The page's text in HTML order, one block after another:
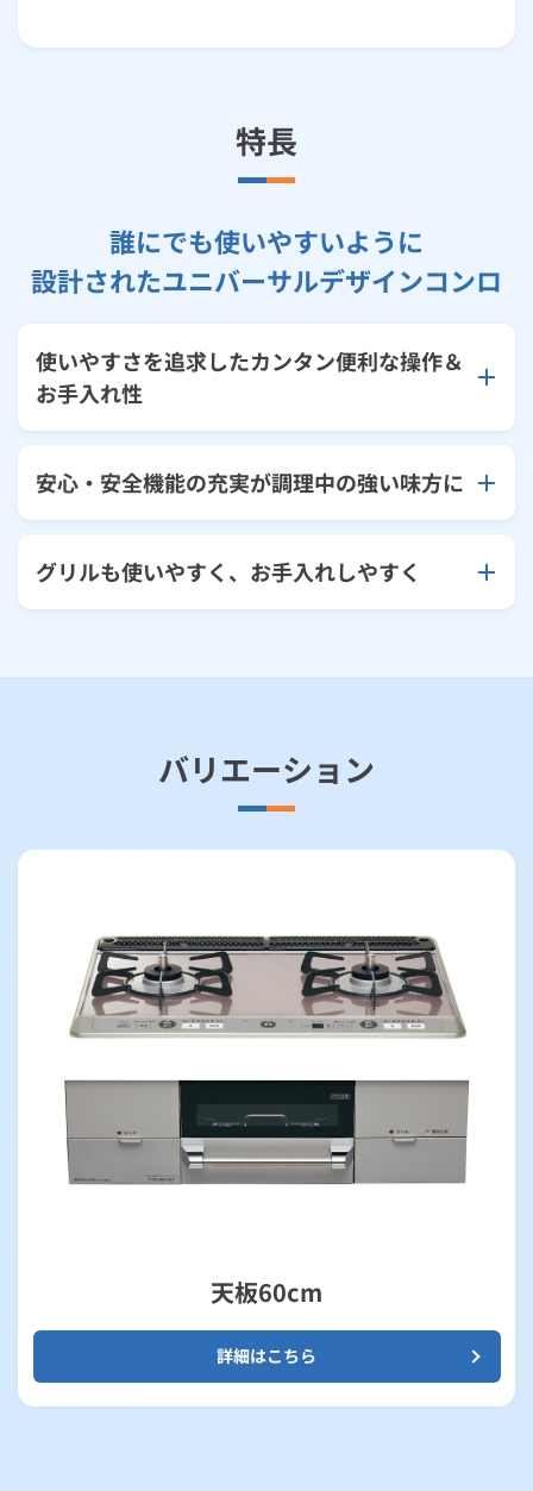
特長
誰にでも使いやすいように
設計されたユニバーサルデザインコンロ
使いやすさを追求したカンタン便利な操作＆
お手入れ性
安心・安全機能の充実が調理中の強い味方に
グリルも使いやすく、お手入れしやすく
バリエーション
天板60cm
詳細はこちら